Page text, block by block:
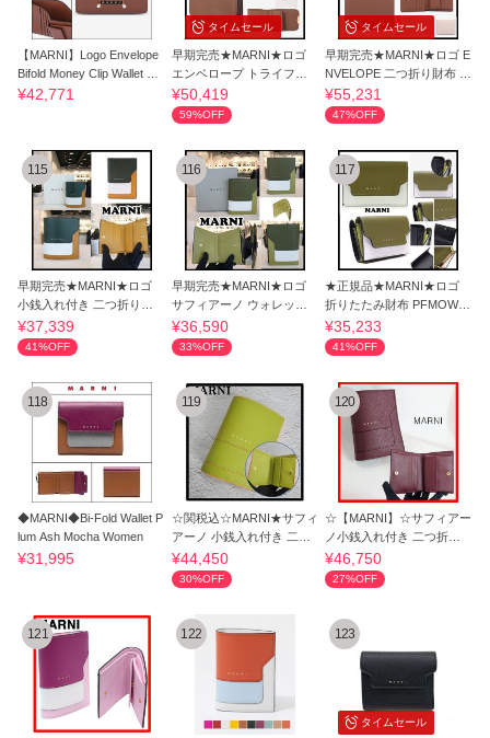
【MARNI】Logo Envelope
Bifold Money Clip Wallet Cin
namon
¥42,771
タイムセール
早期完売★MARNI★ロゴ
エンベロープ トライフォ
ード ウォレット
¥50,419
59%OFF
タイムセール
早期完売★MARNI★ロゴ E
NVELOPE 二つ折り財布 ユ
ニセックス★
¥55,231
47%OFF
115
早期完売★MARNI★ロゴ
小銭入れ付き 二つ折り財
布 レディース
¥37,339
41%OFF
116
早期完売★MARNI★ロゴ
サフィアーノ ウォレット
★送料・関税込
¥36,590
33%OFF
117
★正規品★MARNI★ロゴ
折りたたみ財布 PFMOW02
U23 LV520 Z502N
¥35,233
41%OFF
118
◆MARNI◆Bi-Fold Wallet P
lum Ash Mocha Women
¥31,995
119
☆関税込☆MARNI★サフィ
アーノ 小銭入れ付き 二つ
折り財布★
¥44,450
30%OFF
120
☆【MARNI】☆サフィアー
ノ小銭入れ付き 二つ折り
財布ボルドー☆
¥46,750
27%OFF
121 122
タイムセール
123